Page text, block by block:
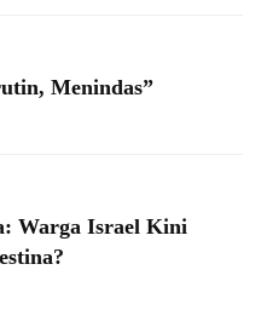
Menindas”
Warga Israel Kini